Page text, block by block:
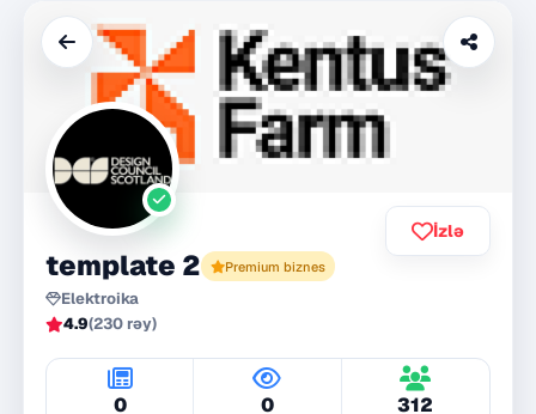
template 2 Premium biznes
Elektroika
4.9(230 rəy)
İzlə
0 0 312